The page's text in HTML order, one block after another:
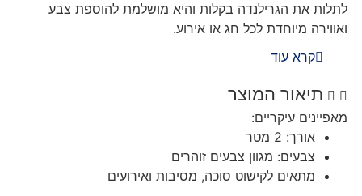
לתלות את הגרילנדה בקלות והיא מושלמת להוספת צבע
ואווירה מיוחדת לכל חג או אירוע.
קרא עוד
תיאור המוצר
מאפיינים עיקריים:
אורך: 2 מטר
צבעים: מגוון צבעים זוהרים
מתאים לקישוט סוכה, מסיבות ואירועים